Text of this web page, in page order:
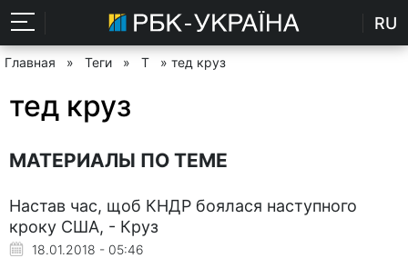
RU
Главная » Теги » Т » тед круз
тед круз
МАТЕРИАЛЫ ПО ТЕМЕ
Настав час, щоб КНДР боялася наступного
кроку США, - Круз
18.01.2018 - 05:46